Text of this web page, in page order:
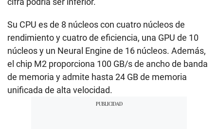
Su CPU es de 8 núcleos con cuatro núcleos de
rendimiento y cuatro de eficiencia, una GPU de 10
núcleos y un Neural Engine de 16 núcleos. Además,
el chip M2 proporciona 100 GB/s de ancho de banda
de memoria y admite hasta 24 GB de memoria
unificada de alta velocidad.